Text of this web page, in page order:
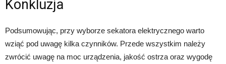
Konkluzja
Podsumowując, przy wyborze sekatora elektrycznego warto
wziąć pod uwagę kilka czynników. Przede wszystkim należy
zwrócić uwagę na moc urządzenia, jakość ostrza oraz wygodę